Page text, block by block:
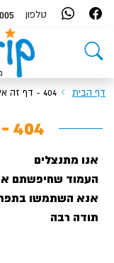
טלפון
דף הבית 404 - דף זה אינו נמצא
404 - דף זה אינו נמצא
אנו מתנצלים
העמוד שחיפשתם
אנא השתמשו
תודה רבה